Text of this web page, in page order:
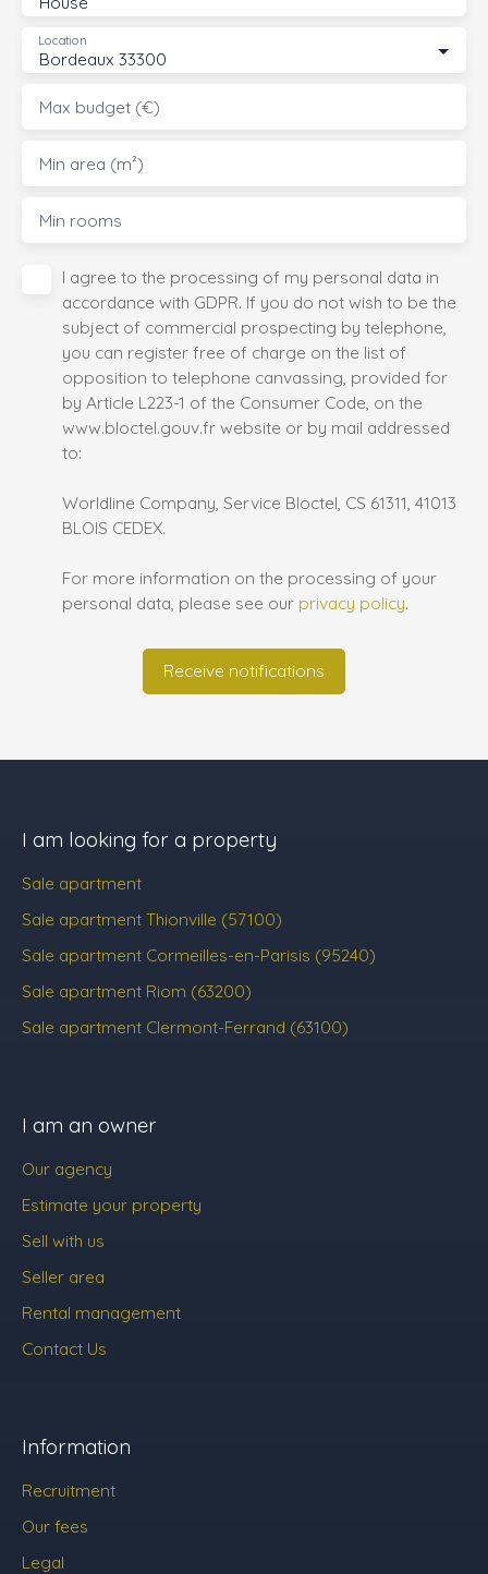
Bordeaux 33300
Location
Max budget (€)
Min area (m²)
Min rooms
I agree to the processing of my personal data in
accordance with GDPR. If you do not wish to be the
subject of commercial prospecting by telephone,
you can register free of charge on the list of
opposition to telephone canvassing, provided for
by Article L223-1 of the Consumer Code, on the
www.bloctel.gouv.fr website or by mail addressed
to:
Worldline Company, Service Bloctel, CS 61311, 41013
BLOIS CEDEX.
For more information on the processing of your
personal data, please see our privacy policy.
Receive notifications
I am looking for a property
Sale apartment
Sale apartment Thionville (57100)
Sale apartment Cormeilles-en-Parisis (95240)
Sale apartment Riom (63200)
Sale apartment Clermont-Ferrand (63100)
I am an owner
Our agency
Estimate your property
Sell with us
Seller area
Rental management
Contact Us
Information
Recruitment
Our fees
Legal